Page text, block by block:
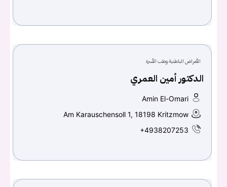
الأمراض الباطنية وطب الأسرة
الدكتور أمين العمري
Amin El-Omari
Am Karauschensoll 1, 18198 Kritzmow
+4938207253